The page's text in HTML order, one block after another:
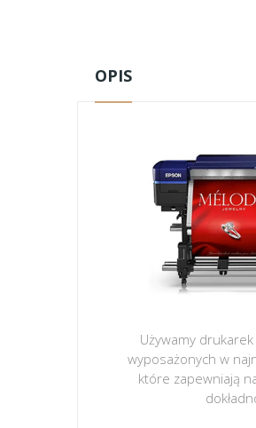
OPIS
Używamy
wyposażonych w
które zapewniają